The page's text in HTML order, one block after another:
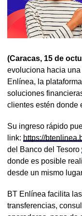
(Caracas, 15 de
evoluciona hacia
Enlínea, la
soluciones
clientes estén donde
Su ingreso rápido
link: https://
del Banco del Tesoro
donde es posible
desde un mismo
BT Enlínea facilita
transferencias,